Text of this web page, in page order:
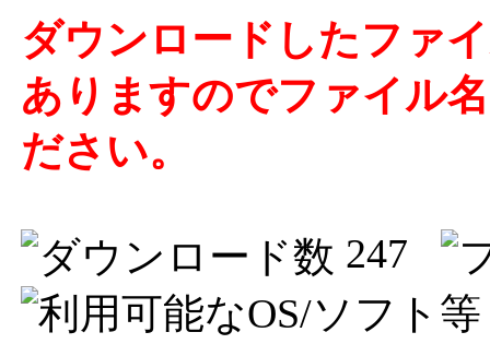
ダウンロードしたファ
ありますのでファイル
ださい。
247